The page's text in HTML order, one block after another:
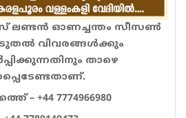
ലണ്ടൻ ഓണച്ചന്തം സീസൺ
വിവരങ്ങൾക്കും
താഴെ
– +44 7774966980